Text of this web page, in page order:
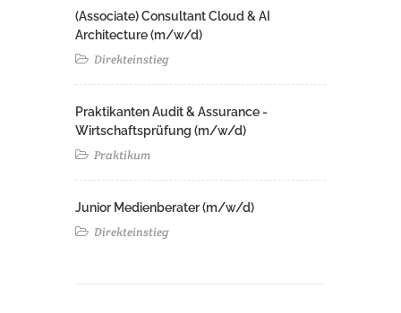
(Associate) Consultant Cloud & AI
Architecture (m/w/d)​ ​
Direkteinstieg
Praktikanten Audit & Assurance -
Wirtschaftsprüfung (m/w/d)
Praktikum
Junior Medienberater (m/w/d)
Direkteinstieg